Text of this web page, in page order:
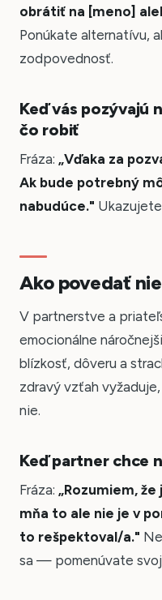
obrátiť na [meno]
Ponúkate alternatívu,
zodpovednosť.
Keď vás pozývajú
čo robiť
Fráza: „Vďaka za
Ak bude potrebný
nabudúce."
Ako povedať
V partnerstve a
emocionálne
blízkosť, dôveru a
zdravý vzťah
nie.
Keď partner chce
Fráza: „Rozumiem,
mňa to ale nie je v
to rešpektoval/a."
sa — pomenúvate